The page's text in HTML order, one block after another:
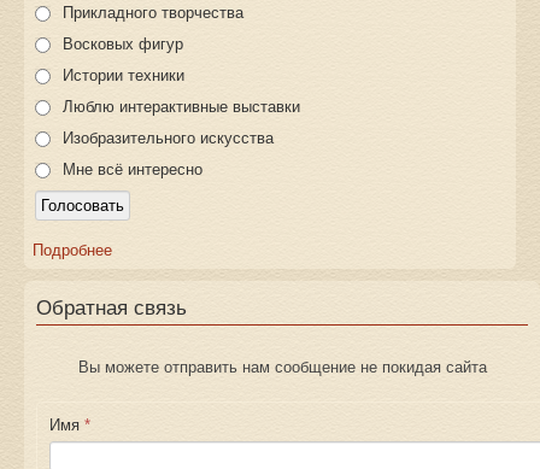
Прикладного творчества
Восковых фигур
Истории техники
Люблю интерактивные выставки
Изобразительного искусства
Мне всё интересно
Подробнее
Обратная связь
Вы можете отправить нам сообщение не покидая сайта
Имя *